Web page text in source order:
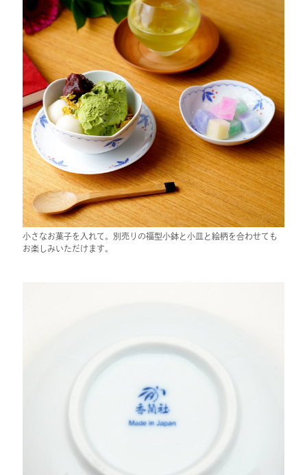
小さなお菓子を入れて。別売りの福型小鉢と小皿と絵柄を合わせても
お楽しみいただけます。